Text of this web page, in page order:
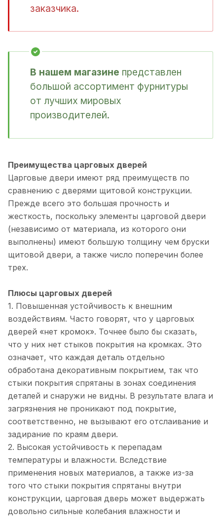
заказчика.
В нашем магазине представлен
большой ассортимент фурнитуры
от лучших мировых
производителей.
Преимущества царговых дверей
Царговые двери имеют ряд преимуществ по
сравнению с дверями щитовой конструкции.
Прежде всего это большая прочность и
жесткость, поскольку элементы царговой двери
(независимо от материала, из которого они
выполнены) имеют большую толщину чем бруски
щитовой двери, а также число поперечин более
трех.
Плюсы царговых дверей
1. Повышенная устойчивость к внешним
воздействиям. Часто говорят, что у царговых
дверей «нет кромок». Точнее было бы сказать,
что у них нет стыков покрытия на кромках. Это
означает, что каждая деталь отдельно
обработана декоративным покрытием, так что
стыки покрытия спрятаны в зонах соединения
деталей и снаружи не видны. В результате влага и
загрязнения не проникают под покрытие,
соответственно, не вызывают его отслаивание и
задирание по краям двери.
2. Высокая устойчивость к перепадам
температуры и влажности. Вследствие
применения новых материалов, а также из-за
того что стыки покрытия спрятаны внутри
конструкции, царговая дверь может выдержать
довольно сильные колебания влажности и